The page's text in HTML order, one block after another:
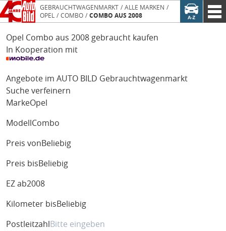
GEBRAUCHTWAGENMARKT
ALLE MARKEN
OPEL
COMBO COMBO AUS 2008
Opel Combo aus 2008 gebraucht kaufen
In Kooperation mit
Angebote im AUTO BILD Gebrauchtwagenmarkt
Suche verfeinern
MarkeOpel
Modell Combo
Preis von Beliebig
Preis bis Beliebig
EZ ab2008
Kilometer bis Beliebig
Postleitzahl